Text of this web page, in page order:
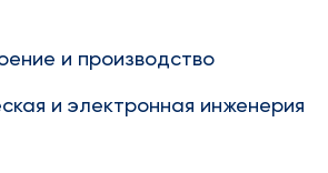
и производство
и электронная инженерия